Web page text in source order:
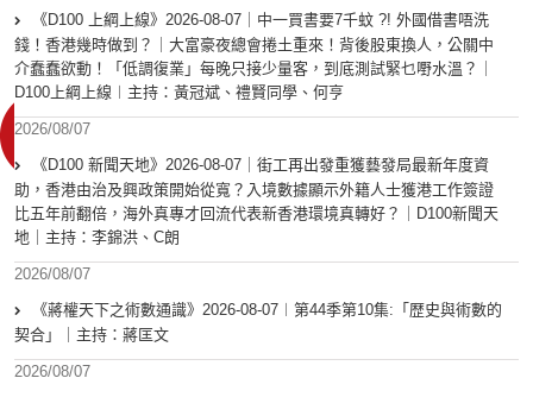
《D100 上綱上線》2026-08-07｜中一買書要7千蚊 ?! 外國借書唔洗
錢！香港幾時做到？｜大富豪夜總會捲土重來！背後股東換人，公關中
介蠢蠢欲動！「低調復業」每晚只接少量客，到底測試緊乜嘢水溫？｜
D100上綱上線︱主持：黃冠斌、禮賢同學、何亨
2026/08/07
《D100 新聞天地》2026-08-07｜街工再出發重獲藝發局最新年度資
助，香港由治及興政策開始從寬？入境數據顯示外籍人士獲港工作簽證
比五年前翻倍，海外真專才回流代表新香港環境真轉好？｜D100新聞天
地｜主持：李錦洪、C朗
2026/08/07
《蔣權天下之術數通識》2026-08-07︱第44季第10集:「歴史與術數的
契合」｜主持：蔣匡文
2026/08/07